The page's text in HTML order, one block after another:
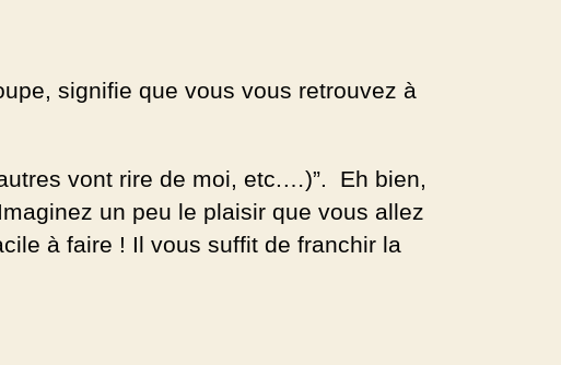
signifie que vous vous retrouvez à
vont rire de moi, etc.…)”. Eh bien,
un peu le plaisir que vous allez
à faire ! Il vous suffit de franchir la